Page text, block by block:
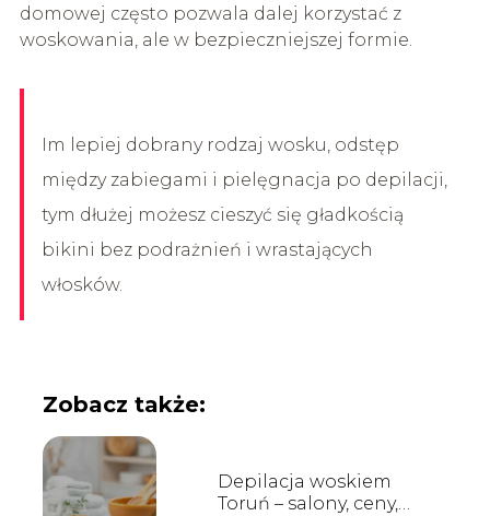
domowej często pozwala dalej korzystać z
woskowania, ale w bezpieczniejszej formie.
Im lepiej dobrany rodzaj wosku, odstęp
między zabiegami i pielęgnacja po depilacji,
tym dłużej możesz cieszyć się gładkością
bikini bez podrażnień i wrastających
włosków.
Zobacz także:
Depilacja woskiem
Toruń – salony, ceny,